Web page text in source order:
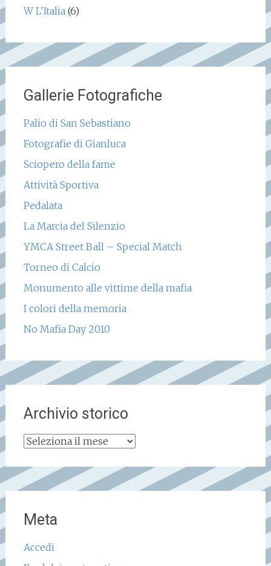
W L'Italia(6)
Gallerie Fotografiche
Palio di San Sebastiano
Fotografie di Gianluca
Sciopero della fame
Attività Sportiva
Pedalata
La Marcia del Silenzio
YMCA Street Ball – Special Match
Torneo di Calcio
Monumento alle vittime della mafia
I colori della memoria
No Mafia Day 2010
Archivio storico
Archivio
Meta
Accedi